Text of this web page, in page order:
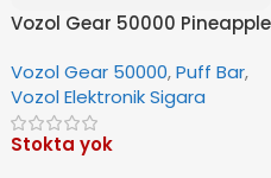
Vozol Gear 50000 Pineapple
Vozol Gear 50000,Puff Bar,
Vozol Elektronik Sigara
Stokta yok